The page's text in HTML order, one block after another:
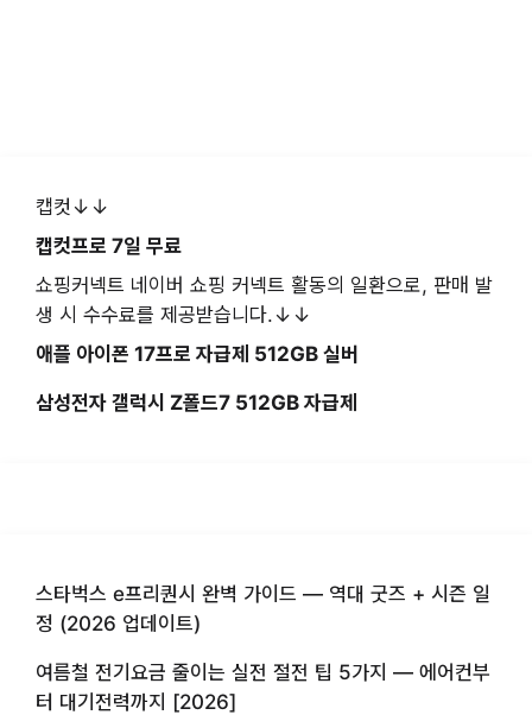
캡컷↓↓
캡컷프로 7일 무료
쇼핑커넥트 네이버 쇼핑 커넥트 활동의 일환으로, 판매 발
생 시 수수료를 제공받습니다.↓↓
애플 아이폰 17프로 자급제 512GB 실버
삼성전자 갤럭시 Z폴드7 512GB 자급제
스타벅스 e프리퀀시 완벽 가이드 — 역대 굿즈 + 시즌 일
정 (2026 업데이트)
여름철 전기요금 줄이는 실전 절전 팁 5가지 — 에어컨부
터 대기전력까지 [2026]